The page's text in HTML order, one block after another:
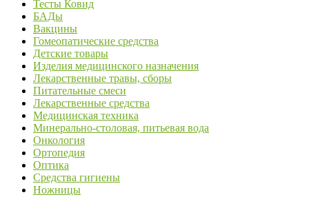
Тесты Ковид
БАДы
Вакцины
Гомеопатические средства
Детские товары
Изделия медицинского назначения
Лекарственные травы, сборы
Питательные смеси
Лекарственные средства
Медицинская техника
Минерально-столовая, питьевая вода
Онкология
Ортопедия
Оптика
Средства гигиены
Ножницы